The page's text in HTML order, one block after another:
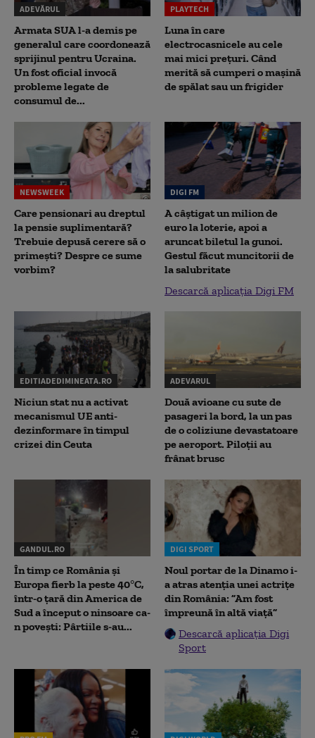
ADEVĂRUL
Armata SUA l-a demis pe
generalul care coordonează
sprijinul pentru Ucraina.
Un fost oficial invocă
probleme legate de
consumul de...
PLAYTECH
Luna în care
electrocasnicele au cele
mai mici prețuri. Când
merită să cumperi o mașină
de spălat sau un frigider
NEWSWEEK
Care pensionari au dreptul
la pensie suplimentară?
Trebuie depusă cerere să o
primești? Despre ce sume
vorbim?
DIGI FM
A câștigat un milion de
euro la loterie, apoi a
aruncat biletul la gunoi.
Gestul făcut muncitorii de
la salubritate
Descarcă aplicația Digi FM
EDITIADEDIMINEATA.RO
Niciun stat nu a activat
mecanismul UE anti-
dezinformare în timpul
crizei din Ceuta
ADEVARUL
Două avioane cu sute de
pasageri la bord, la un pas
de o coliziune devastatoare
pe aeroport. Piloții au
frânat brusc
GANDUL.RO
În timp ce România și
Europa fierb la peste 40°C,
într-o țară din America de
Sud a început o ninsoare ca-
n povești: Pârtiile s-au...
DIGI SPORT
Noul portar de la Dinamo i-
a atras atenția unei actrițe
din România: ”Am fost
împreună în altă viață”
Descarcă aplicația Digi
Sport